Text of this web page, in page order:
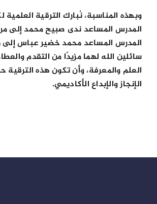
وبهذه المناسبة، نُبارك الترقية العلمية
المدرس المساعد ندى صبيح محمد إلى
المدرس المساعد محمد خضير عباس
سائلين الله لهما مزيدًا من التقدم
العلم والمعرفة، وأن تكون هذه الترقية
الإنجاز والإبداع الأكاديمي.